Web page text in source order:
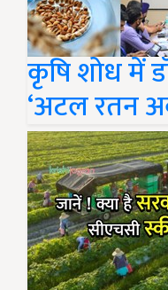
कृषि शोध में
‘अटल रतन